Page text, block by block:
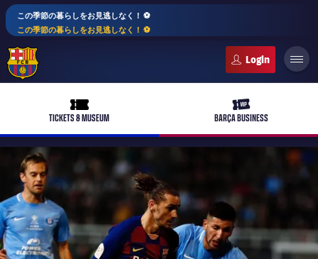
この季節の暮らしをお見逃しなく！ ⚽️
この季節の暮らしをお見逃しなく！ ⚽️
ticket-full
TICKETS & MUSEUM
ticket-vip
BARÇA BUSINESS
plusicon
label.aria.plus
PLUSICON
LABEL.ARIA.PLUS
トップチーム